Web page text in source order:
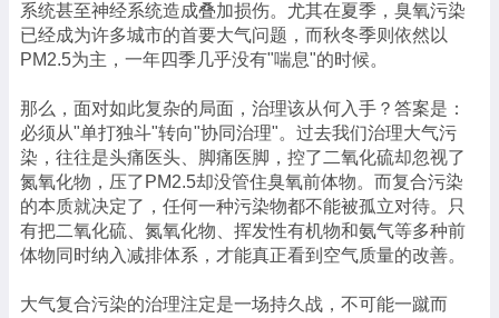
系统甚至神经系统造成叠加损伤。尤其在夏季，臭氧污染
已经成为许多城市的首要大气问题，而秋冬季则依然以
PM2.5为主，一年四季几乎没有"喘息"的时候。
那么，面对如此复杂的局面，治理该从何入手？答案是：
必须从"单打独斗"转向"协同治理"。过去我们治理大气污
染，往往是头痛医头、脚痛医脚，控了二氧化硫却忽视了
氮氧化物，压了PM2.5却没管住臭氧前体物。而复合污染
的本质就决定了，任何一种污染物都不能被孤立对待。只
有把二氧化硫、氮氧化物、挥发性有机物和氨气等多种前
体物同时纳入减排体系，才能真正看到空气质量的改善。
大气复合污染的治理注定是一场持久战，不可能一蹴而